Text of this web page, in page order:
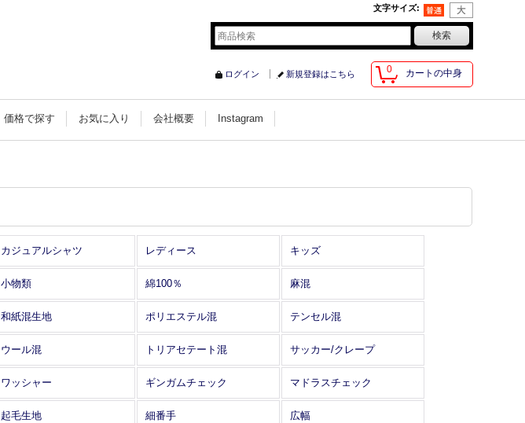
文字サイズ:
0 カートの中身
ログイン 新規登録はこちら
価格で探す お気に入り 会社概要 Instagram
カジュアルシャツ レディース キッズ
小物類 綿100％ 麻混
和紙混生地 ポリエステル混 テンセル混
ウール混 トリアセテート混 サッカー/クレープ
ワッシャー ギンガムチェック マドラスチェック
起毛生地 細番手 広幅